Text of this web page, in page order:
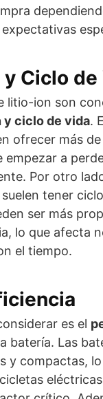
Ciclo de
litio-ion son
y ciclo de vida.
ofrecer más
empezar a
Por otro
tener
ser más
lo que afecta
el tiempo.
es el
batería. Las
y compactas,